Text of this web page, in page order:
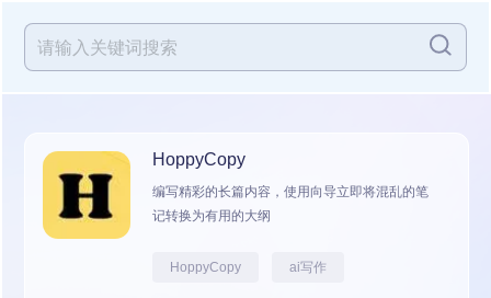
HoppyCopy
编写精彩的长篇内容，使用向导立即将混乱的笔
记转换为有用的大纲
HoppyCopy ai写作